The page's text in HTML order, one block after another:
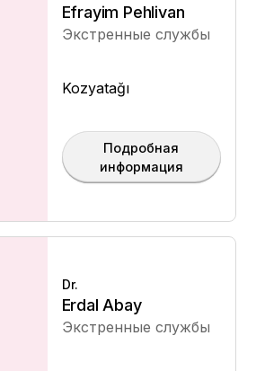
Efrayim Pehlivan
Экстренные службы
Kozyatağı
Подробная
информация
Dr.
Erdal Abay
Экстренные службы